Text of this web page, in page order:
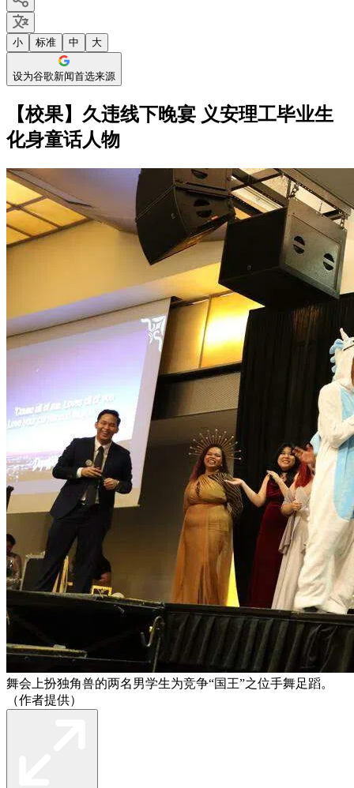
小 标准 中 大
设为谷歌新闻首选来源
【校果】久违线下晚宴 义安理工毕业生
化身童话人物
舞会上扮独角兽的两名男学生为竞争“国王”之位手舞足蹈。
（作者提供）